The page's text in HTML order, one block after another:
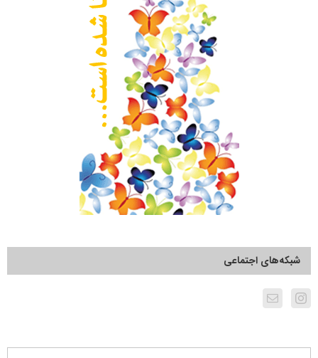
شبکه‌های اجتماعی